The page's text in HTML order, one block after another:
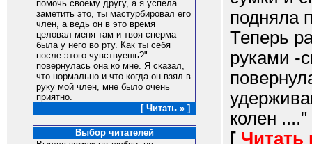
помочь своему другу, а я успела
заметить это, ты мастурбировал его
член, а ведь он в это время
целовал меня там и твоя сперма
была у него во рту. Как ты себя
после этого чувствуешь?"
повернулась она ко мне. Я сказал,
что нормально и что когда он взял в
руку мой член, мне было очень
приятно.
[ Читать » ]
Выбор читателей
подняла
Теперь
руками -
колен ...."
[ Читать